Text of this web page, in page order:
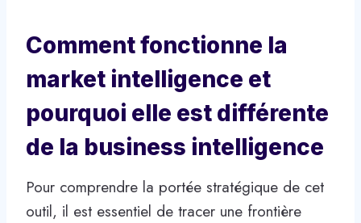
Comment fonctionne la
market intelligence et
pourquoi elle est différente
de la business intelligence
Pour comprendre la portée stratégique de cet
outil, il est essentiel de tracer une frontière